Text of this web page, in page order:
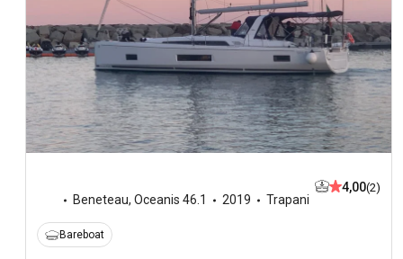
Beneteau, Oceanis 46.1 2019 Trapani
4,00(2)
Bareboat